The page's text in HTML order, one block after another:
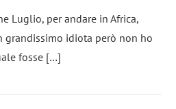
Luglio, per andare in Africa,
grandissimo idiota però non ho
fosse […]